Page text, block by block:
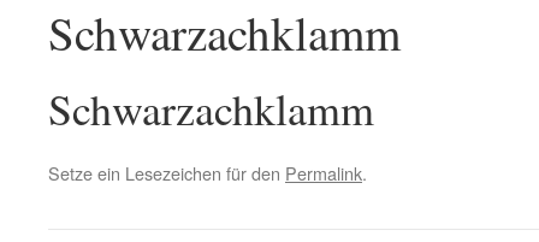
Schwarzachklamm
Schwarzachklamm
Setze ein Lesezeichen für den Permalink.